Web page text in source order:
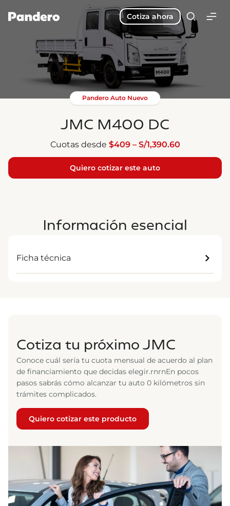
Cotiza ahora
Pandero Auto Nuevo
JMC M400 DC
Cuotas desde $409 – S/1,390.60
Quiero cotizar este auto
Información esencial
Ficha técnica
Cotiza tu próximo JMC
Conoce cuál sería tu cuota mensual de acuerdo al plan
de financiamiento que decidas elegir.rnrnEn pocos
pasos sabrás cómo alcanzar tu auto 0 kilómetros sin
trámites complicados.
Quiero cotizar este producto